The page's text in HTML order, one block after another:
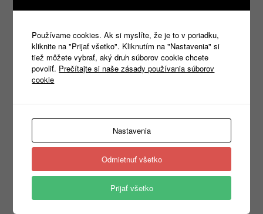
Výber možností
search
REKLAMNÝ TEXTIL (465)
Používame cookies. Ak si myslíte, že je to v poriadku,
kliknite na "Prijať všetko". Kliknutím na "Nastavenia" si
tiež môžete vybrať, aký druh súborov cookie chcete
povoliť. Prečítajte si naše zásady používania súborov
cookie
Nastavenia
Odmietnuť všetko
Prijať všetko